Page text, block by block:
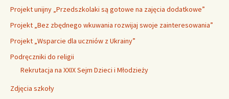
Projekt unijny „Przedszkolaki są gotowe na zajęcia dodatkowe”
Projekt „Bez zbędnego wkuwania rozwijaj swoje zainteresowania”
Projekt „Wsparcie dla uczniów z Ukrainy”
Podręczniki do religii
Rekrutacja na XXIX Sejm Dzieci i Młodzieży
Zdjęcia szkoły